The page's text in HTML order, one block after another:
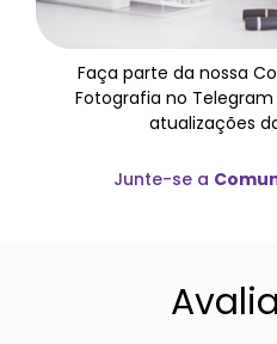
Faça parte da nossa
Fotografia no
atualizações
Junte-se a